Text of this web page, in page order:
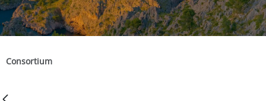
Consortium